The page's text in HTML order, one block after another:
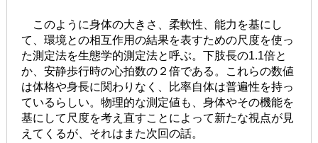
このように身体の大きさ、柔軟性、能力を基にし
て、環境との相互作用の結果を表すための尺度を使っ
た測定法を生態学的測定法と呼ぶ。下肢長の1.1倍と
か、安静歩行時の心拍数の２倍である。これらの数値
は体格や身長に関わりなく、比率自体は普遍性を持っ
ているらしい。物理的な測定値も、身体やその機能を
基にして尺度を考え直すことによって新たな視点が見
えてくるが、それはまた次回の話。